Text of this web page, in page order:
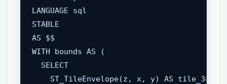
LANGUAGE sql
STABLE
AS $$
WITH bounds AS (
  SELECT
    ST_TileEnvelope(z, x, y) AS tile_3857,